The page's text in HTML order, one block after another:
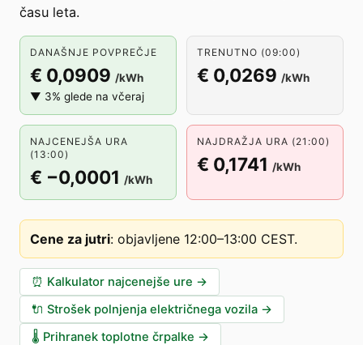
času leta.
DANAŠNJE POVPREČJE
€ 0,0909 /kWh
▼ 3% glede na včeraj
TRENUTNO (09:00)
€ 0,0269 /kWh
NAJCENEJŠA URA
(13:00)
€ −0,0001 /kWh
NAJDRAŽJA URA (21:00)
€ 0,1741 /kWh
Cene za jutri: objavljene 12:00–13:00 CEST.
⏰ Kalkulator najcenejše ure →
🔌 Strošek polnjenja električnega vozila →
🌡️ Prihranek toplotne črpalke →